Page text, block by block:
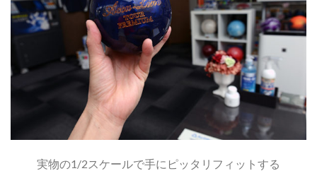
実物の1/2スケールで手にピッタリフィットする